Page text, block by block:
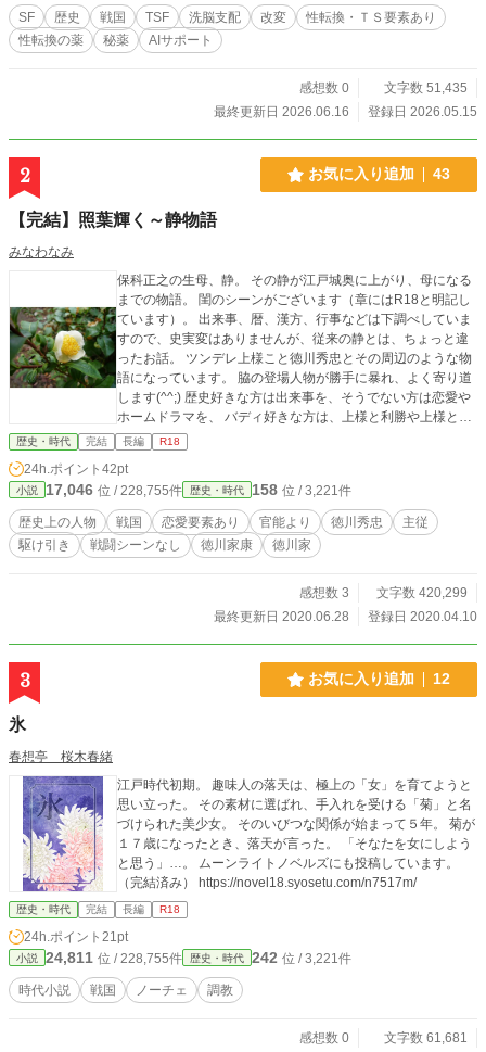
そのご遺族、関連する団体等の名誉や尊厳を毀損する意図は
一切なく、また特定の歴史観を推奨するものでもございませ
ん。
SF 歴史 戦国 TSF 洗脳支配 改変
性転換・ＴＳ要素あり
性転換の薬
秘薬 AIサポート
感想数 0
文字数 51,435
最終更新日 2026.06.16
登録日 2026.05.15
2 お気に入り追加 43
【完結】照葉輝く～静物語
みなわなみ
保科正之の生母、静。 その静が江戸城奥に上がり、母になる
までの物語。 閨のシーンがございます（章にはR18と明記し
ています）。 出来事、暦、漢方、行事などは下調べしていま
すので、史実変はありませんが、従来の静とは、ちょっと違
ったお話。 ツンデレ上様こと徳川秀忠とその周辺のような物
語になっています。 脇の登場人物が勝手に暴れ、よく寄り道
します(^^;) 歴史好きな方は出来事を、そうでない方は恋愛や
ホームドラマを、 バディ好きな方は、上様と利勝や上様と大
姥局などを お楽しみください。 第３部から読んでも、よろ
しいかと…
歴史・時代 完結 長編 R18
24h.ポイント 42pt
小説 17,046 位 / 228,755件 歴史・時代 158 位 / 3,221件
歴史上の人物 戦国 恋愛要素あり 官能より 徳川秀忠
主従
駆け引き
戦闘シーンなし 徳川家康 徳川家
感想数 3
文字数 420,299
最終更新日 2020.06.28
登録日 2020.04.10
3 お気に入り追加 12
氷
春想亭 桜木春緒
江戸時代初期。 趣味人の落天は、極上の「女」を育てようと
思い立った。 その素材に選ばれ、手入れを受ける「菊」と名
づけられた美少女。 そのいびつな関係が始まって５年。 菊が
１７歳になったとき、落天が言った。 「そなたを女にしよう
と思う」…。 ムーンライトノベルズにも投稿しています。
（完結済み） https://novel18.syosetu.com/n7517m/
歴史・時代 完結 長編 R18
24h.ポイント 21pt
小説 24,811 位 / 228,755件 歴史・時代 242 位 / 3,221件
時代小説 戦国 ノーチェ 調教
感想数 0
文字数 61,681